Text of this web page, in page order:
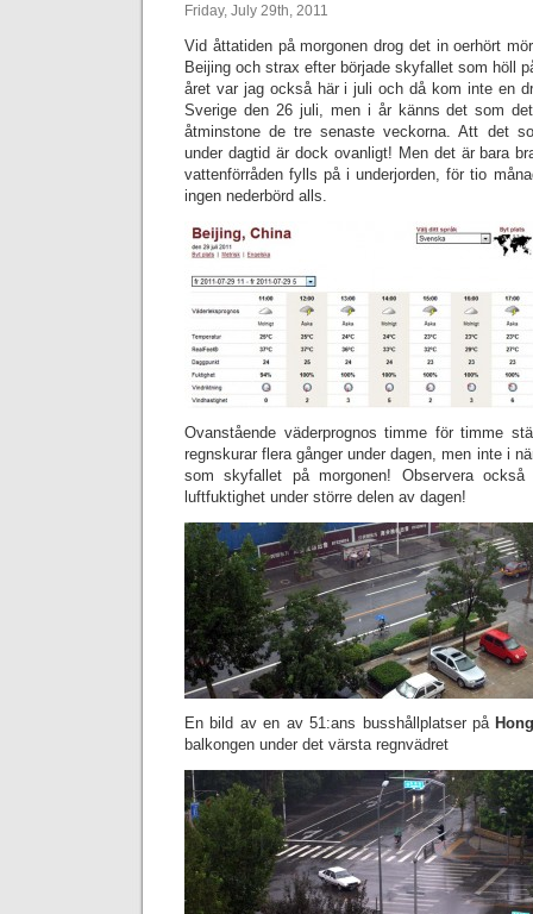
Friday, July 29th, 2011
Vid åttatiden på morgonen drog det in oerhört
Beijing och strax efter började skyfallet som höll
året var jag också här i juli och då kom inte en
Sverige den 26 juli, men i år känns det som
åtminstone de tre senaste veckorna. Att det
under dagtid är dock ovanligt! Men det är bara
vattenförråden fylls på i underjorden, för tio
ingen nederbörd alls.
Ovanstående väderprognos timme för timme
regnskurar flera gånger under dagen, men inte i
som skyfallet på morgonen! Observera
luftfuktighet under större delen av dagen!
En bild av en av 51:ans busshållplatser på
balkongen under det värsta regnvädret